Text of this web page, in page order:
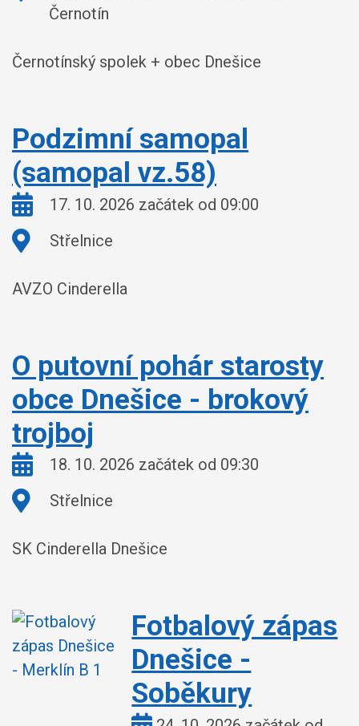
Černotín
Černotínský spolek + obec Dnešice
Podzimní samopal
(samopal vz.58)
Kdy:
17. 10. 2026 začátek od 09:00
Kde:
Střelnice
AVZO Cinderella
O putovní pohár starosty
obce Dnešice - brokový
trojboj
Kdy:
18. 10. 2026 začátek od 09:30
Kde:
Střelnice
SK Cinderella Dnešice
Fotbalový zápas
Dnešice -
Soběkury